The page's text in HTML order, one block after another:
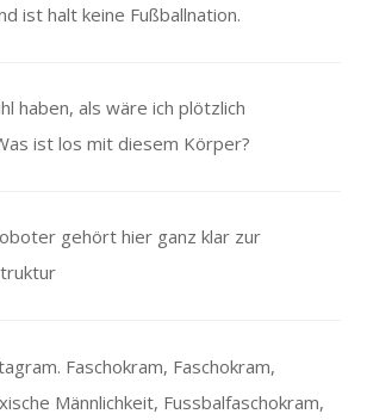
ist halt keine Fußballnation.
haben, als wäre ich plötzlich
ist los mit diesem Körper?
gehört hier ganz klar zur
Faschokram, Faschokram,
Männlichkeit, Fussbalfaschokram,